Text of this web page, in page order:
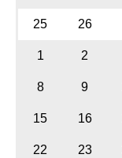
25 26
1 2
8 9
15 16
22 23